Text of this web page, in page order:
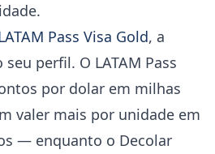
Pass Visa Gold, a
perfil. O LATAM Pass
por dolar em milhas
valer mais por unidade em
— enquanto o Decolar